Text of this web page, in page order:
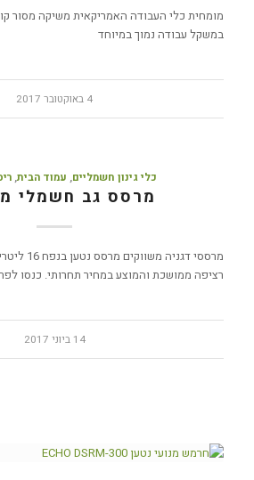
מומחית כלי העבודה האמריקאית משיקה מסור
במשקל עבודה נמוך במיוחד
4 באוקטובר 2017
כלי גינון חשמליים, עמוד הבית,
מרסס גב חשמלי
מרססי
רציפה ממושכת והמוצע במחיר תחרותי. כנסו
14 ביוני 2017